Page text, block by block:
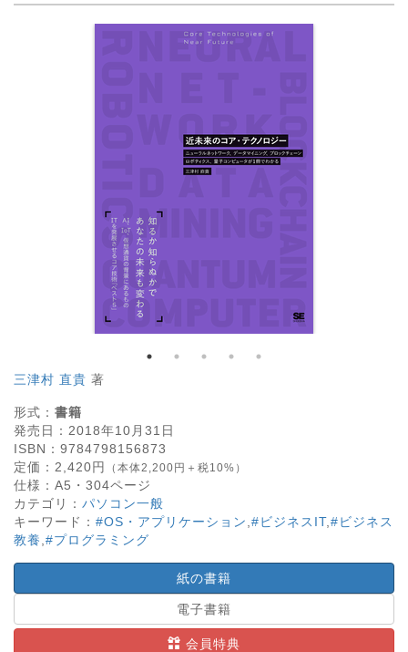
三津村 直貴 著
形式： 書籍
発売日： 2018年10月31日
ISBN： 9784798156873
定価： 2,420円 （本体2,200円＋税10%）
仕様： A5・ 304ページ
カテゴリ： パソコン一般
キーワード： #OS・アプリケーション #ビジネスIT, #ビジネス
教養 #プログラミング
紙の書籍
電子書籍
会員特典